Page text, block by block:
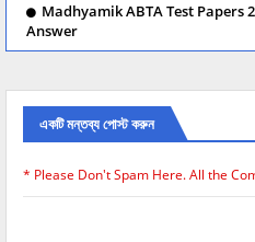
Madhyamik ABTA Test Papers
Answer
একটি মন্তব্য পোস্ট করুন
* Please Don't Spam Here. All the